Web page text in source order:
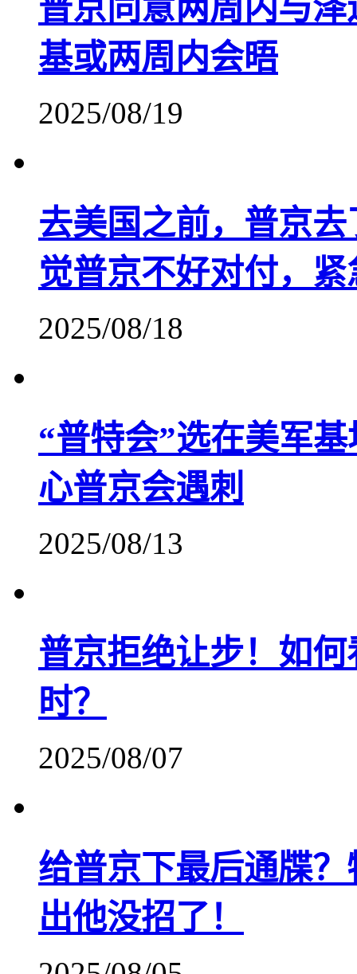
普京同意两周内与
基或两周内会晤
2025/08/19
去美国之前，普京
觉普京不好对付，
2025/08/18
“普特会”选在美军
心普京会遇刺
2025/08/13
普京拒绝让步！如
时？
2025/08/07
给普京下最后通牒
出他没招了！